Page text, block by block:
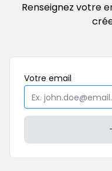
Renseignez votre
Votre email